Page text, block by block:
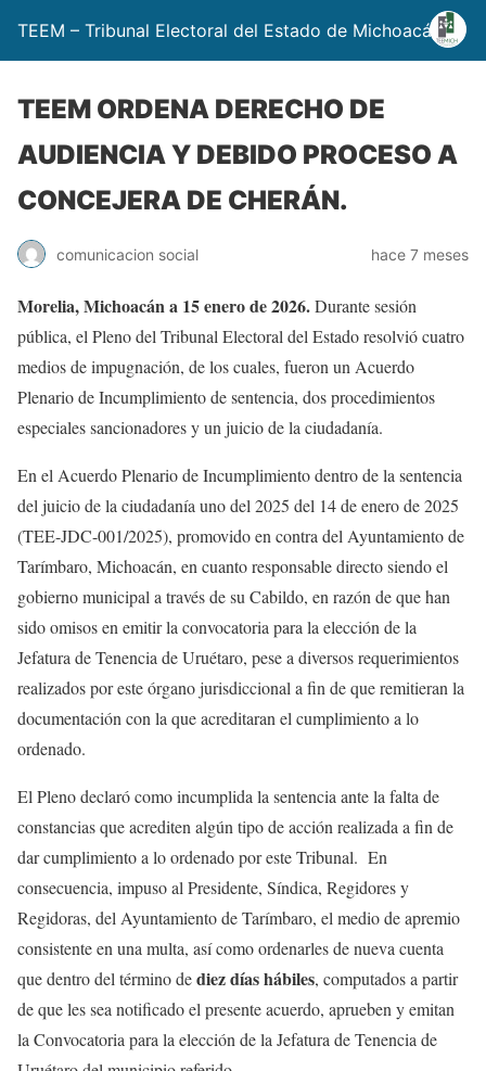
TEEM – Tribunal Electoral del Estado de Michoacán
TEEM ORDENA DERECHO DE
AUDIENCIA Y DEBIDO PROCESO A
CONCEJERA DE CHERÁN.
comunicacion social hace 7 meses
Morelia, Michoacán a 15 enero de 2026.Durante sesión
pública, el Pleno del Tribunal Electoral del Estado resolvió cuatro
medios de impugnación, de los cuales, fueron un Acuerdo
Plenario de Incumplimiento de sentencia, dos procedimientos
especiales sancionadores y un juicio de la ciudadanía.
En el Acuerdo Plenario de Incumplimiento dentro de la sentencia
del juicio de la ciudadanía uno del 2025 del 14 de enero de 2025
(TEE-JDC-001/2025), promovido en contra del Ayuntamiento de
Tarímbaro, Michoacán, en cuanto responsable directo siendo el
gobierno municipal a través de su Cabildo, en razón de que han
sido omisos en emitir la convocatoria para la elección de la
Jefatura de Tenencia de Uruétaro, pese a diversos requerimientos
realizados por este órgano jurisdiccional a fin de que remitieran la
documentación con la que acreditaran el cumplimiento a lo
ordenado.
El Pleno declaró como incumplida la sentencia ante la falta de
constancias que acrediten algún tipo de acción realizada a fin de
dar cumplimiento a lo ordenado por este Tribunal. En
consecuencia, impuso al Presidente, Síndica, Regidores y
Regidoras, del Ayuntamiento de Tarímbaro, el medio de apremio
consistente en una multa, así como ordenarles de nueva cuenta
que dentro del término dediez días hábiles, computados a partir
de que les sea notificado el presente acuerdo, aprueben y emitan
la Convocatoria para la elección de la Jefatura de Tenencia de